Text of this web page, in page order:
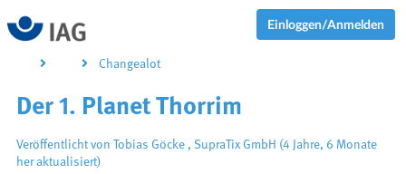
Einloggen/Anmelden
Changealot
Der 1. Planet Thorrim
Veröffentlicht von Tobias Göcke, SupraTix GmbH (4 Jahre, 6 Monate
her aktualisiert)